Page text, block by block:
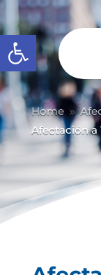
Abrir barra de
Home 9
Afectación a